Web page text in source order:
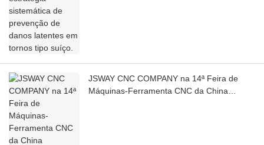
JSWAY CNC COMPANY na 14ª Feira de
Máquinas-Ferramenta CNC da China